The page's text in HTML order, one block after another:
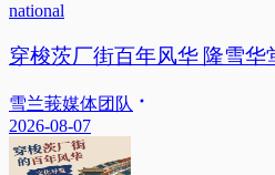
national
穿梭茨厂街百年风华 隆雪华
雪兰莪媒体团队
2026-08-07